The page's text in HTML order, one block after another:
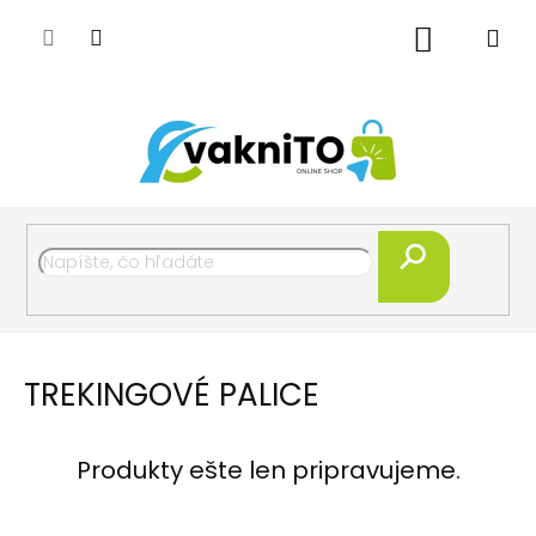
Hľadať
Nákupný
TREKINGOVÉ PALICE
Produkty ešte len pripravujeme.